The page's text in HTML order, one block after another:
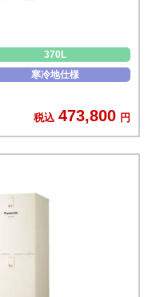
370L
寒冷地仕様
税込 473,800 円